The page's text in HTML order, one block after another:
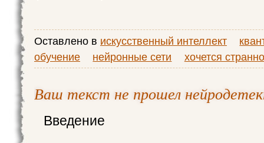
Оставлено в искусственный интеллект
обучение
нейронные сети хочется
Ваш текст не прошел
Введение